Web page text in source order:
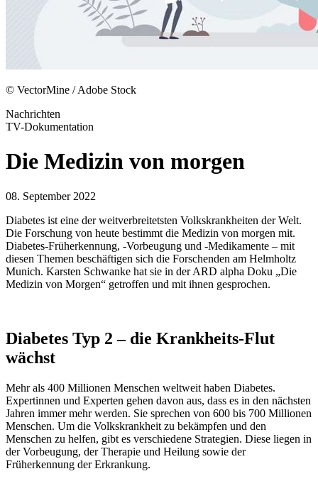
© VectorMine / Adobe Stock
Nachrichten
TV-Dokumentation
Die Medizin von morgen
08. September 2022
Diabetes ist eine der weitverbreitetsten Volkskrankheiten der Welt.
Die Forschung von heute bestimmt die Medizin von morgen mit.
Diabetes-Früherkennung, -Vorbeugung und -Medikamente – mit
diesen Themen beschäftigen sich die Forschenden am Helmholtz
Munich. Karsten Schwanke hat sie in der ARD alpha Doku „Die
Medizin von Morgen“ getroffen und mit ihnen gesprochen.
Diabetes Typ 2 – die Krankheits-Flut
wächst
Mehr als 400 Millionen Menschen weltweit haben Diabetes.
Expertinnen und Experten gehen davon aus, dass es in den nächsten
Jahren immer mehr werden. Sie sprechen von 600 bis 700 Millionen
Menschen. Um die Volkskrankheit zu bekämpfen und den
Menschen zu helfen, gibt es verschiedene Strategien. Diese liegen in
der Vorbeugung, der Therapie und Heilung sowie der
Früherkennung der Erkrankung.